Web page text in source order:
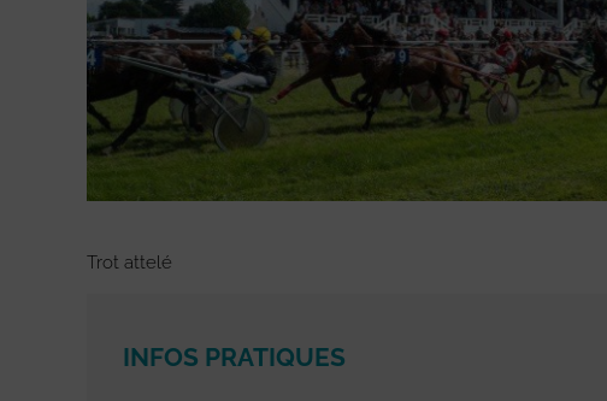
Trot attelé
INFOS PRATIQUES